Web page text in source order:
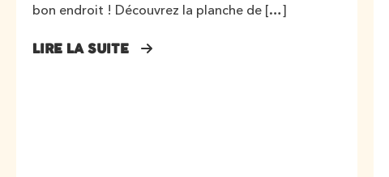
bon endroit ! Découvrez la planche de […]
LIRE LA SUITE